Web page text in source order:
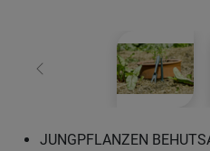
Zurück
JUNGPFLANZEN